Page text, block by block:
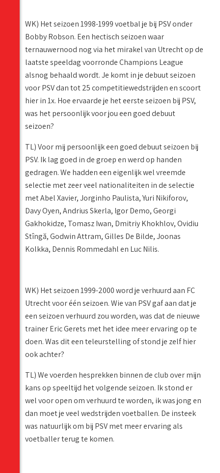
WK) Het seizoen 1998-1999 voetbal je bij PSV onder
Bobby Robson. Een hectisch seizoen waar
ternauwernood nog via het mirakel van Utrecht op de
laatste speeldag voorronde Champions League
alsnog behaald wordt. Je komt in je debuut seizoen
voor PSV dan tot 25 competitiewedstrijden en scoort
hier in 1x. Hoe ervaarde je het eerste seizoen bij PSV,
was het persoonlijk voor jou een goed debuut
seizoen?
TL) Voor mij persoonlijk een goed debuut seizoen bij
PSV. Ik lag goed in de groep en werd op handen
gedragen. We hadden een eigenlijk wel vreemde
selectie met zeer veel nationaliteiten in de selectie
met Abel Xavier, Jorginho Paulista, Yuri Nikiforov,
Davy Oyen, Andrius Skerla, Igor Demo, Georgi
Gakhokidze, Tomasz Iwan, Dmitriy Khokhlov, Ovidiu
Stîngă, Godwin Attram, Gilles De Bilde, Joonas
Kolkka, Dennis Rommedahl en Luc Nilis.
WK) Het seizoen 1999-2000 word je verhuurd aan FC
Utrecht voor één seizoen. Wie van PSV gaf aan dat je
een seizoen verhuurd zou worden, was dat de nieuwe
trainer Eric Gerets met het idee meer ervaring op te
doen. Was dit een teleurstelling of stond je zelf hier
ook achter?
TL) We voerden hesprekken binnen de club over mijn
kans op speeltijd het volgende seizoen. Ik stond er
wel voor open om verhuurd te worden, ik was jong en
dan moet je veel wedstrijden voetballen. De insteek
was natuurlijk om bij PSV met meer ervaring als
voetballer terug te komen.